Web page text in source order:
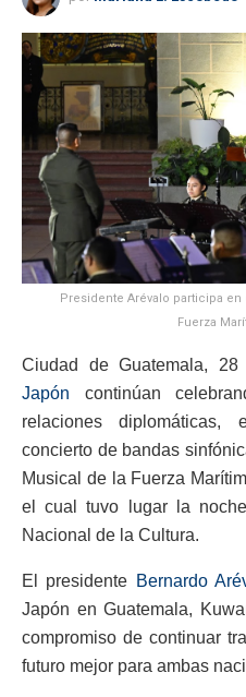
Presidente Arévalo participa
Fuerza
Ciudad de Guatemala,
Japón continúan
relaciones
concierto de bandas
Musical de la Fuerza
el cual tuvo lugar la
Nacional de la Cultura.
El presidente Bernardo
Japón en Guatemala,
compromiso de continuar
futuro mejor para ambas